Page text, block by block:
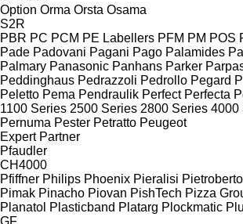
Option Orma Orsta Osama
S2R
PBR PC PCM PE Labellers PFM PM POS
Pade Padovani Pagani Pago Palamides
Palmary Panasonic Panhans Parker
Peddinghaus Pedrazzoli Pedrollo Pegard
Peletto Pema Pendraulik Perfect Perfecta
1100 Series 2500 Series 2800 Series 4000
Pernuma Pester Petratto Peugeot
Expert Partner
Pfaudler
CH4000
Pfiffner Philips Phoenix Pieralisi Pietroberto
Pimak Pinacho Piovan PishTech Pizza
Planatol Plasticband Platarg Plockmatic
GF